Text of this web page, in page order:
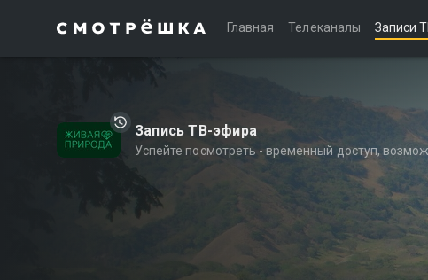
Главная Телеканалы Записи
Запись ТВ-эфира
Успейте посмотреть - временный доступ,